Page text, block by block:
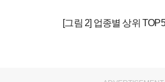
[그림 2] 업종별 상위